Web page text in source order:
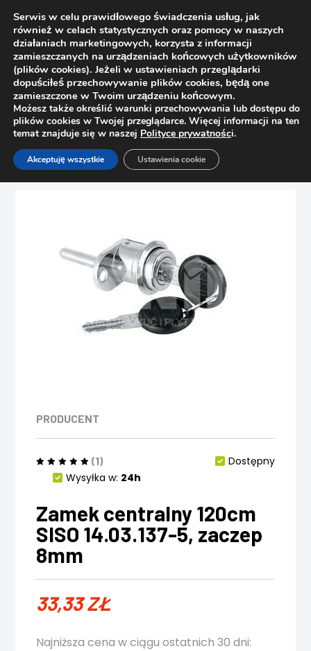
Strona główna Sklep
Zamki
Zamek centralny 120cm SISO 14.03.137-5, zaczep 8mm
PRODUCENT
(1)
Dostępny
Wysyłka w: 24h
Zamek centralny 120cm
SISO 14.03.137-5, zaczep
8mm
33,33ZŁ
Najniższa cena w ciągu ostatnich 30 dni:
Serwis w celu prawidłowego świadczenia usług, jak
również w celach statystycznych oraz pomocy w naszych
działaniach marketingowych, korzysta z informacji
zamieszczanych na urządzeniach końcowych użytkowników
(plików cookies). Jeżeli w ustawieniach przeglądarki
dopuściłeś przechowywanie plików cookies, będą one
zamieszczone w Twoim urządzeniu końcowym.
Możesz także określić warunki przechowywania lub dostępu do
plików cookies w Twojej przeglądarce. Więcej informacji na ten
temat znajduje się w naszej Polityce prywatności.
Akceptuję wszystkie Ustawienia cookie